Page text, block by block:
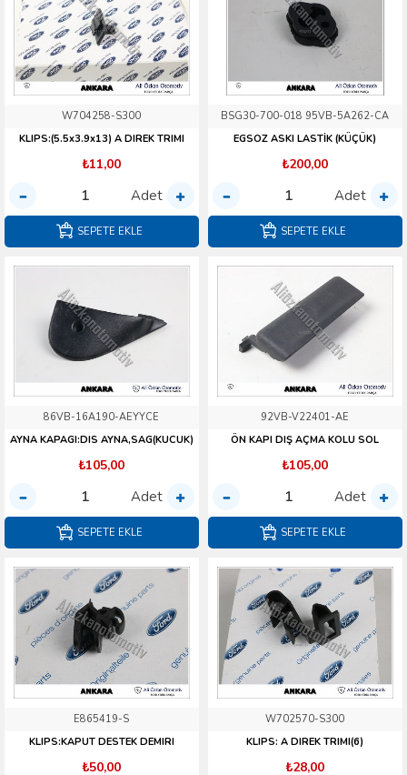
W704258-S300
KLIPS:(5.5x3.9x13) A DIREK TRIMI
₺11,00
Adet
SEPETE EKLE
BSG30-700-018 95VB-5A262-CA
EGSOZ ASKI LASTİK (KÜÇÜK)
₺200,00
Adet
SEPETE EKLE
86VB-16A190-AEYYCE
AYNA KAPAGI:DIS AYNA,SAG(KUCUK)
₺105,00
Adet
SEPETE EKLE
92VB-V22401-AE
ÖN KAPI DIŞ AÇMA KOLU SOL
₺105,00
Adet
SEPETE EKLE
E865419-S
KLIPS:KAPUT DESTEK DEMIRI
₺50,00
W702570-S300
KLIPS: A DIREK TRIMI(6)
₺28,00